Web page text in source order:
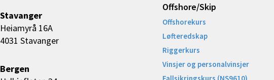
Stavanger
Heiamyrå 16A
4031 Stavanger
Bergen
Offshore/Skip​
Offshorekurs
Løfteredskap
Riggerkurs
Vinsjer og personalvinsjer